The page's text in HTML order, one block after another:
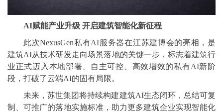
AI赋能产业升级 开启建筑智能化新征程
此次NexusGen私有AI服务器在江苏建博会的亮相，是
建筑AI从技术研发走向场景落地的关键一步，标志着建筑行
业正式迈入本地部署、自主可控、高效增效的私有AI新阶
段，打破了云端AI的固有局限。
未来，苏世集团将持续构建建筑AI生态闭环，总结可复
制、可推广的落地实施标准，助力更多建筑企业实现智能化